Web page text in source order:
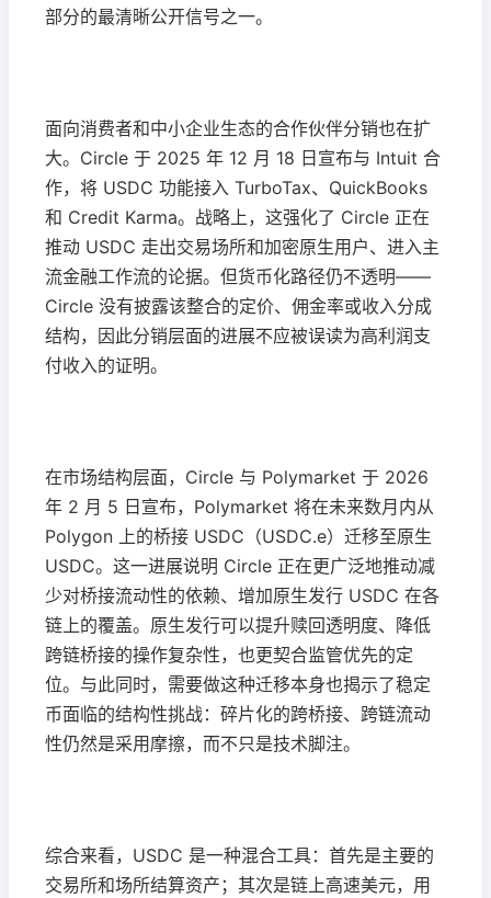
部分的最清晰公开信号之一。
面向消费者和中小企业生态的合作伙伴分销也在扩
大。Circle 于 2025 年 12 月 18 日宣布与 Intuit 合
作，将 USDC 功能接入 TurboTax、QuickBooks
和 Credit Karma。战略上，这强化了 Circle 正在
推动 USDC 走出交易场所和加密原生用户、进入主
流金融工作流的论据。但货币化路径仍不透明——
Circle 没有披露该整合的定价、佣金率或收入分成
结构，因此分销层面的进展不应被误读为高利润支
付收入的证明。
在市场结构层面，Circle 与 Polymarket 于 2026
年 2 月 5 日宣布，Polymarket 将在未来数月内从
Polygon 上的桥接 USDC（USDC.e）迁移至原生
USDC。这一进展说明 Circle 正在更广泛地推动减
少对桥接流动性的依赖、增加原生发行 USDC 在各
链上的覆盖。原生发行可以提升赎回透明度、降低
跨链桥接的操作复杂性，也更契合监管优先的定
位。与此同时，需要做这种迁移本身也揭示了稳定
币面临的结构性挑战：碎片化的跨桥接、跨链流动
性仍然是采用摩擦，而不只是技术脚注。
综合来看，USDC 是一种混合工具：首先是主要的
交易所和场所结算资产；其次是链上高速美元，用